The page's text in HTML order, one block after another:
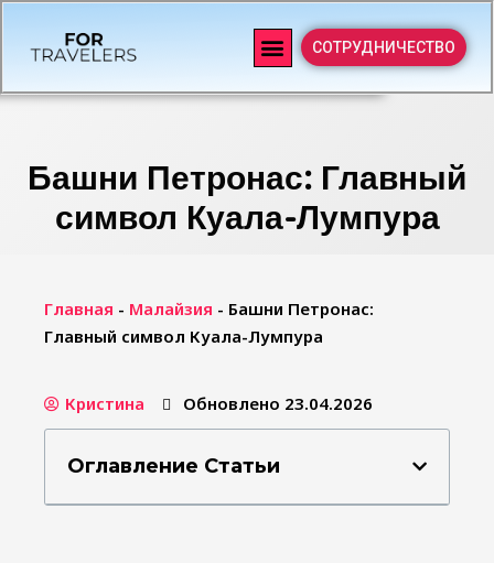
СОТРУДНИЧЕСТВО
Башни Петронас: Главный
символ Куала-Лумпура
Главная - Малайзия - Башни Петронас:
Главный символ Куала-Лумпура
Кристина Обновлено 23.04.2026
Оглавление Статьи